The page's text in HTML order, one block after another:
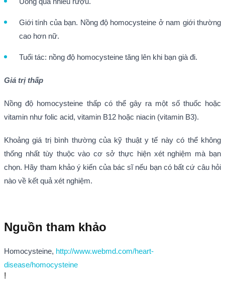
Giới tính của bạn. Nồng độ homocysteine ở nam giới thường
cao hơn nữ.
Tuổi tác: nồng độ homocysteine tăng lên khi bạn già đi.
Giá trị thấp
Nồng độ homocysteine thấp có thể gây ra một số thuốc hoặc
vitamin như folic acid, vitamin B12 hoặc niacin (vitamin B3).
Khoảng giá trị bình thường của kỹ thuật y tế này có thể không
thống nhất tùy thuộc vào cơ sở thực hiện xét nghiệm mà bạn
chọn. Hãy tham khảo ý kiến của bác sĩ nếu bạn có bất cứ câu hỏi
nào về kết quả xét nghiệm.
Nguồn tham khảo
Homocysteine, http://www.webmd.com/heart-
disease/homocysteine
!